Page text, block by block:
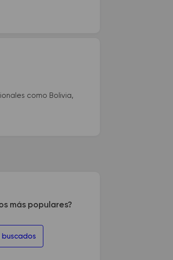
como Bolivia,
más populares?
buscados